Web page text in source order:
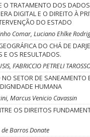
O TRATAMENTO DOS
DIGITAL E O DIREITO À
DO ESTADO
Comar, Luciano Ehlke
DO CHÁ DE
E OS RESULTADOS.
FABRICCIO PETRELI
NO SETOR DE SANEAMENTO
HUMANA
Marcus Venicio Cavassin
OS DIREITOS
Barros Donate